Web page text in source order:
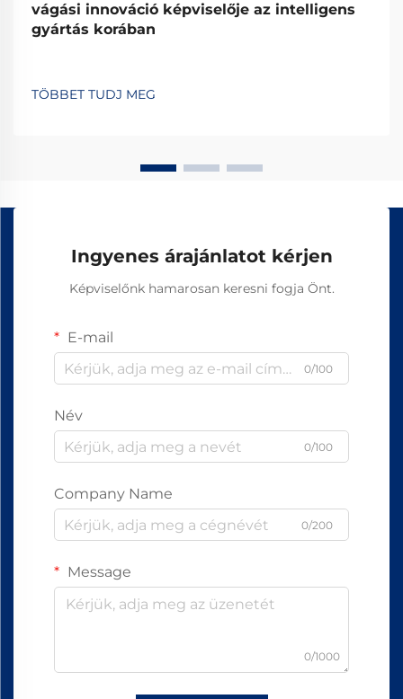
vágási innováció képviselője az intelligens
gyártás korában
TÖBBET TUDJ MEG
Ingyenes árajánlatot kérjen
Képviselőnk hamarosan keresni fogja Önt.
E-mail
0/100
Név
0/100
Company Name
0/200
Message
0/1000